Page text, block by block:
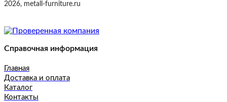
2026, metall-furniture.ru
Справочная информация
Главная
Доставка и оплата
Каталог
Контакты